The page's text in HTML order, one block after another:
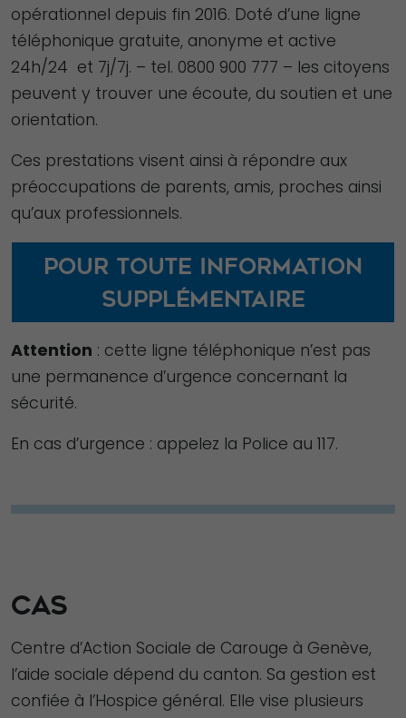
opérationnel depuis fin 2016. Doté d’une ligne
téléphonique gratuite, anonyme et active
24h/24 et 7j/7j. – tel. 0800 900 777 – les citoyens
peuvent y trouver une écoute, du soutien et une
orientation.
Ces prestations visent ainsi à répondre aux
préoccupations de parents, amis, proches ainsi
qu’aux professionnels.
Pour toute information
supplémentaire
Attention : cette ligne téléphonique n’est pas
une permanence d’urgence concernant la
sécurité.
En cas d’urgence : appelez la Police au 117.
CAS
Centre d’Action Sociale de Carouge à Genève,
l’aide sociale dépend du canton. Sa gestion est
confiée à l’Hospice général. Elle vise plusieurs
sont
nécessaires au
fonctionnement